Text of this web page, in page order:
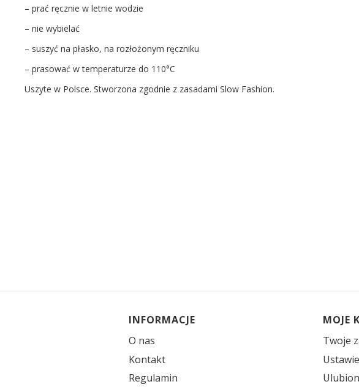
– prać ręcznie w letnie wodzie
– nie wybielać
– suszyć na płasko, na rozłożonym ręczniku
– prasować w temperaturze do 110°C
Uszyte w Polsce. Stworzona zgodnie z zasadami Slow Fashion.
Linki w stopce
INFORMACJE
O nas
Kontakt
Regulamin
MOJE
Twoje